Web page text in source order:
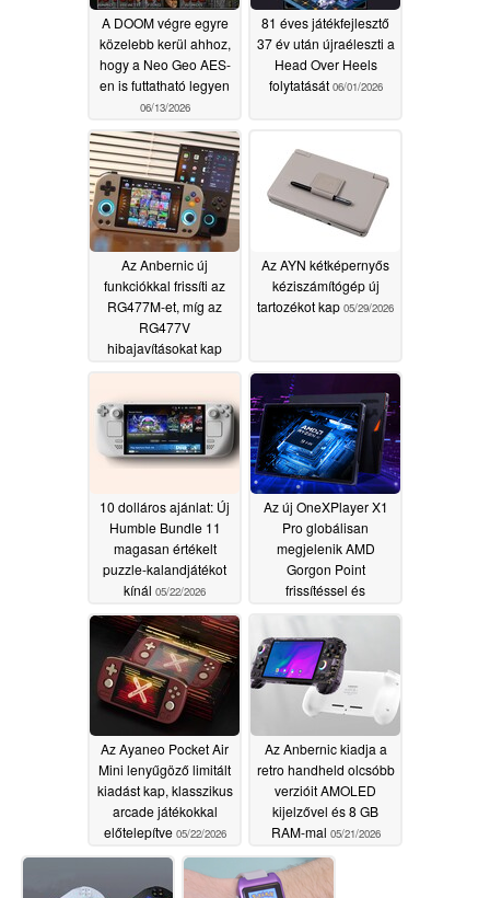
A DOOM végre egyre
közelebb kerül ahhoz,
hogy a Neo Geo AES-
en is futtatható legyen
06/13/2026
81 éves játékfejlesztő
37 év után újraéleszti a
Head Over Heels
folytatását 06/01/2026
Az Anbernic új
funkciókkal frissíti az
RG477M-et, míg az
RG477V
hibajavításokat kap
05/30/2026
Az AYN kétképernyős
kéziszámítógép új
tartozékot kap 05/29/2026
10 dolláros ajánlat: Új
Humble Bundle 11
magasan értékelt
puzzle-kalandjátékot
kínál 05/22/2026
Az új OneXPlayer X1
Pro globálisan
megjelenik AMD
Gorgon Point
frissítéssel és
05/22/2026
Az Ayaneo Pocket Air
Mini lenyűgöző limitált
kiadást kap, klasszikus
arcade játékokkal
előtelepítve 05/22/2026
Az Anbernic kiadja a
retro handheld olcsóbb
verzióit AMOLED
kijelzővel és 8 GB
RAM-mal 05/21/2026